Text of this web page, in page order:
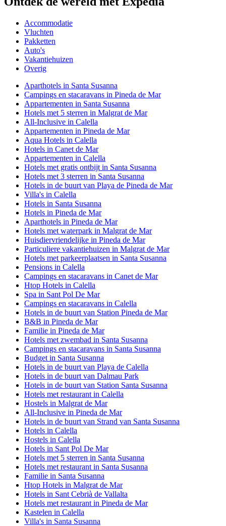
Accommodatie
Vluchten
Pakketten
Auto's
Vakantiehuizen
Overig
Aparthotels in Santa Susanna
Campings en stacaravans in Pineda de Mar
Appartementen in Santa Susanna
Hotels met 5 sterren in Malgrat de Mar
All-Inclusive in Calella
Appartementen in Pineda de Mar
Aqua Hotels in Calella
Hotels in Canet de Mar
Appartementen in Calella
Hotels met gratis ontbijt in Santa Susanna
Hotels met 3 sterren in Santa Susanna
Hotels in de buurt van Playa de Pineda de Mar
Villa's in Calella
Hotels in Santa Susanna
Hotels in Pineda de Mar
Aparthotels in Pineda de Mar
Hotels met waterpark in Malgrat de Mar
Huisdiervriendelijke in Pineda de Mar
Particuliere vakantiehuizen in Malgrat de Mar
Hotels met parkeerplaatsen in Santa Susanna
Pensions in Calella
Campings en stacaravans in Canet de Mar
Htop Hotels in Calella
Spa in Sant Pol De Mar
Campings en stacaravans in Calella
Hotels in de buurt van Station Pineda de Mar
B&B in Pineda de Mar
Familie in Pineda de Mar
Hotels met zwembad in Santa Susanna
Campings en stacaravans in Santa Susanna
Budget in Santa Susanna
Hotels in de buurt van Playa de Calella
Hotels in de buurt van Dalmau Park
Hotels in de buurt van Station Santa Susanna
Hotels met restaurant in Calella
Hostels in Malgrat de Mar
All-Inclusive in Pineda de Mar
Hotels in de buurt van Strand van Santa Susanna
Hotels in Calella
Hostels in Calella
Hotels in Sant Pol De Mar
Hotels met 5 sterren in Santa Susanna
Hotels met restaurant in Santa Susanna
Familie in Santa Susanna
Htop Hotels in Malgrat de Mar
Hotels in Sant Cebrià de Vallalta
Hotels met restaurant in Pineda de Mar
Kastelen in Calella
Villa's in Santa Susanna